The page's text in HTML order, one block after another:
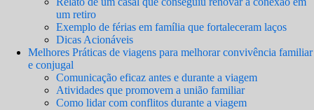
um retiro
Exemplo de férias em família que fortaleceram laços
Dicas Acionáveis
Melhores Práticas de viagens para melhorar convivência familiar
e conjugal
Comunicação eficaz antes e durante a viagem
Atividades que promovem a união familiar
Como lidar com conflitos durante a viagem